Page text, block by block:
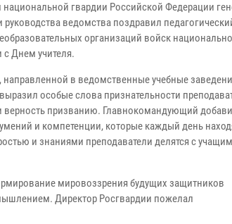
гвардии Российской Федерации
ведомства поздравил
организаций войск
Днем учителя.
направленной в ведомственные учебные
особые слова признательности
призванию. Главнокомандующий
и компетенции, которые каждый день
и знаниями преподаватели делятся с
мировоззрения будущих защитников
Директор Росгвардии пожелал